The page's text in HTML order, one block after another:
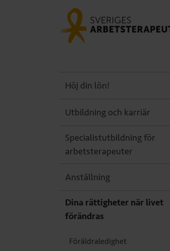
Höj din lön!
Utbildning och karriär
Specialistutbildning för
arbetsterapeuter
Anställning
Dina rättigheter när livet
förändras
Föräldraledighet